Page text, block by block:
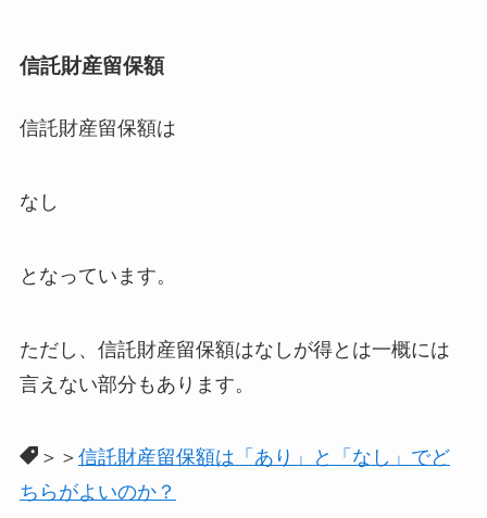
信託財産留保額
信託財産留保額は
なし
となっています。
ただし、信託財産留保額はなしが得とは一概には
言えない部分もあります。
＞＞ 信託財産留保額は「あり」と「なし」でど
ちらがよいのか？